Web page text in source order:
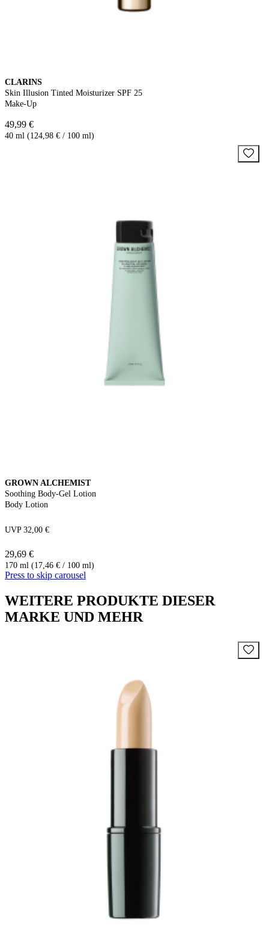
CLARINS
Skin Illusion Tinted Moisturizer SPF 25
Make-Up
49,99 €
40 ml (124,98 € / 100 ml)
GROWN ALCHEMIST
Soothing Body-Gel Lotion
Body Lotion
UVP 32,00 €
29,69 €
170 ml (17,46 € / 100 ml)
Press to skip carousel
WEITERE PRODUKTE DIESER
MARKE UND MEHR